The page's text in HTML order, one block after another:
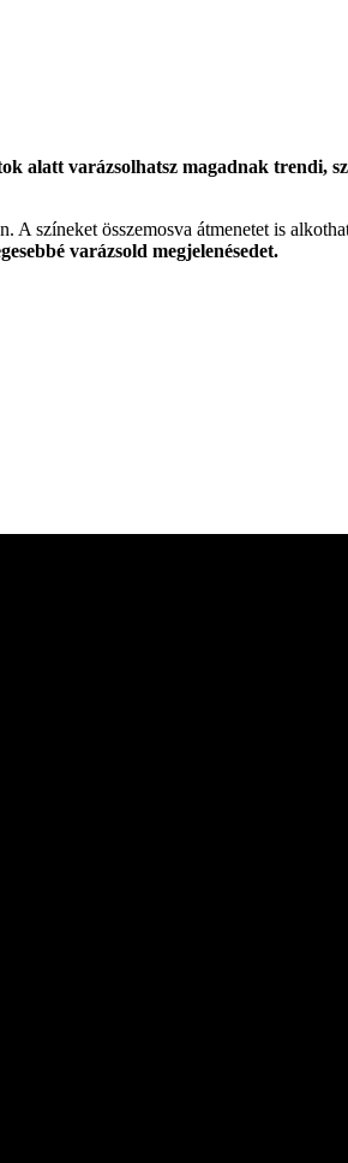
alatt varázsolhatsz magadnak trendi,
A színeket összemosva átmenetet is
varázsold megjelenésedet.